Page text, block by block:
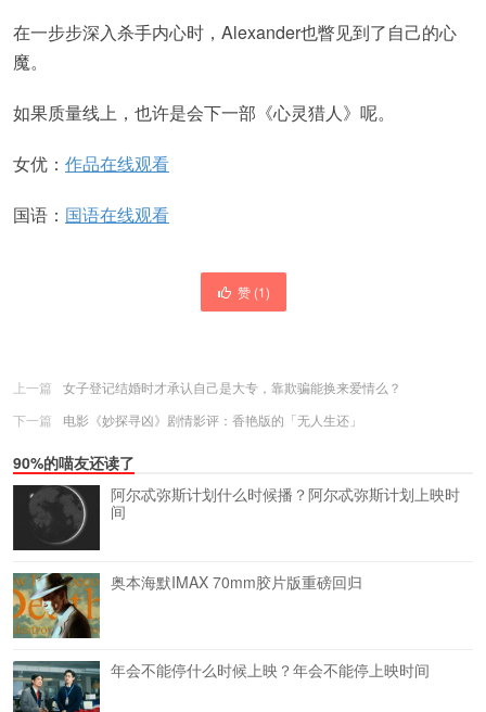
在一步步深入杀手内心时，Alexander也瞥见到了自己的心
魔。
如果质量线上，也许是会下一部《心灵猎人》呢。
女优： 作品在线观看
国语： 国语在线观看
赞 (1)
上一篇
女子登记结婚时才承认自己是大专，靠欺骗能换来爱情么？
下一篇
电影《妙探寻凶》剧情影评：香艳版的「无人生还」
90%的喵友还读了
阿尔忒弥斯计划什么时候播？阿尔忒弥斯计划上映时
间
奥本海默IMAX 70mm胶片版重磅回归
年会不能停什么时候上映？年会不能停上映时间